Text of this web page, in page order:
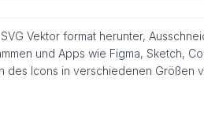
Vektor format herunter,
und Apps wie Figma, Sketch,
des Icons in verschiedenen Größen